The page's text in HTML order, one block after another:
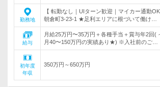
勤務地
【 転勤なし｜UIターン歓迎｜マイカー通勤
朝倉町3-23-1 ★足利エリアに根づいて働け…
給与
月給25万円〜35万円＋各種手当＋賞与年2回(
月40〜150万円の実績あり★) ※入社前のご…
初年度
年収
350万円～650万円